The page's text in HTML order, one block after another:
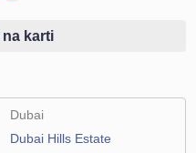
na karti
Dubai
Dubai Hills Estate